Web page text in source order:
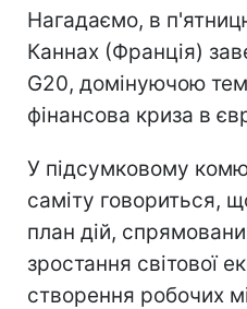
Нагадаємо, в
Каннах (Франція)
G20, домінуючою
фінансова криза в
У підсумковому
саміту говориться,
план дій,
зростання світової
створення робочих